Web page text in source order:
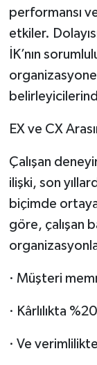
performansı
etkiler.
İK’nın
EX ve CX
Çalışan
ilişki, son
biçimde
göre, çalışan
· Müşteri
· Kârlılıkta
· Ve verimlilikte